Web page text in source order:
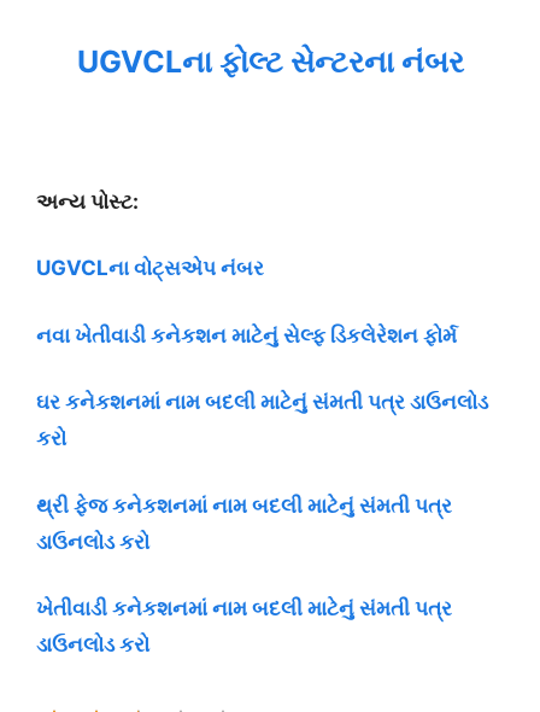
UGVCLના ફોલ્ટ સેન્ટરના નંબર
અન્ય પોસ્ટ:
UGVCLના વોટ્સએપ નંબર
નવા ખેતીવાડી કનેકશન માટેનું સેલ્ફ ડિકલેરેશન ફોર્મ
ઘર કનેકશનમાં નામ બદલી માટેનું સંમતી પત્ર ડાઉનલોડ
કરો
થ્રી ફેજ કનેકશનમાં નામ બદલી માટેનું સંમતી પત્ર
ડાઉનલોડ કરો
ખેતીવાડી કનેકશનમાં નામ બદલી માટેનું સંમતી પત્ર
ડાઉનલોડ કરો